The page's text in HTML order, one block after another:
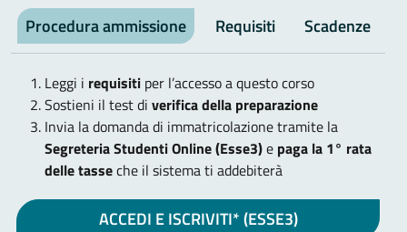
Procedura ammissione Requisiti Scadenze
Leggi i requisiti per l’accesso a questo corso
Sostieni il test di verifica della preparazione
Invia la domanda di immatricolazione tramite la
Segreteria Studenti Online (Esse3)e paga la 1° rata
delle tasseche il sistema ti addebiterà
ACCEDI E ISCRIVITI* (ESSE3)